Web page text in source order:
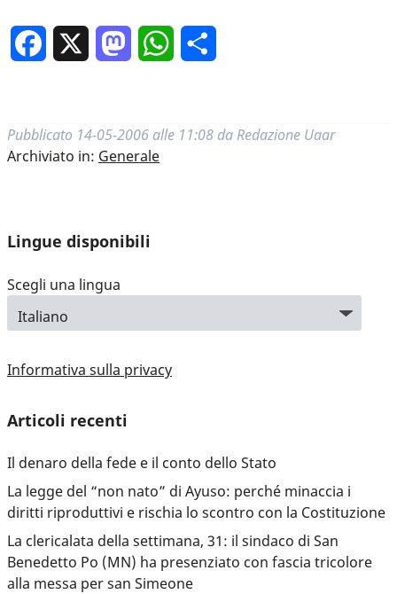
Facebook MastodonWhatsApp
Pubblicato 14-05-2006 alle 11:08 da Redazione Uaar
Archiviato in: Generale
Lingue disponibili
Scegli una lingua
Informativa sulla privacy
Articoli recenti
Il denaro della fede e il conto dello Stato
La legge del “non nato” di Ayuso: perché minaccia i
diritti riproduttivi e rischia lo scontro con la Costituzione
La clericalata della settimana, 31: il sindaco di San
Benedetto Po (MN) ha presenziato con fascia tricolore
alla messa per san Simeone